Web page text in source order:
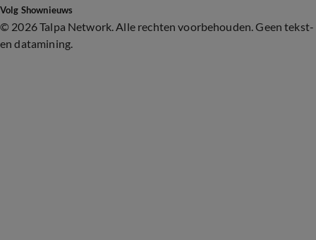
Volg Shownieuws
© 2026 Talpa Network. Alle rechten voorbehouden. Geen tekst-
en datamining.